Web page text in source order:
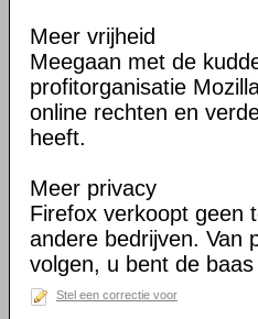
Meer vrijheid
Meegaan met de
profitorganisatie
online rechten en
heeft.
Meer privacy
Firefox verkoopt geen
andere bedrijven. Van
volgen, u bent de
Stel een correctie voor